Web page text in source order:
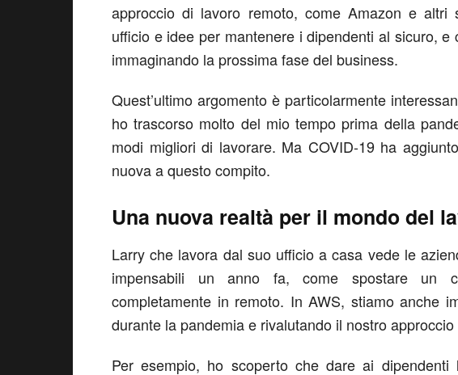
approccio di lavoro remoto, come Amazon e altri
ufficio e idee per mantenere i dipendenti al sicuro,
immaginando la prossima fase del business.
Quest’ultimo argomento è particolarmente
ho trascorso molto del mio tempo prima della
modi migliori di lavorare. Ma COVID-19 ha
nuova a questo compito.
Una nuova realtà per il mondo del
Larry che lavora dal suo ufficio a casa vede le
impensabili un anno fa, come spostare un
completamente in remoto. In AWS, stiamo anche
durante la pandemia e rivalutando il nostro
Per esempio, ho scoperto che dare ai